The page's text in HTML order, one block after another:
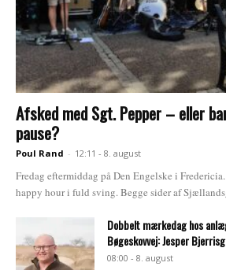
Afsked med Sgt. Pepper – eller
pause?
Poul Rand - 12:11 - 8. august
Fredag eftermiddag på Den Engelske i
happy hour i fuld sving. Begge sider af
Dobbelt mærkedag hos
Bøgeskovvej: Jesper
08:00 - 8. august